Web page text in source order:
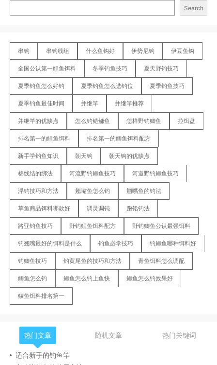
Search
串钩 串钩线组 什么鱼钩好 伊势尼钩 伊豆鱼钩
全国公认第一鲤鱼饵料 冬季钓鱼技巧 夏天野钓技巧
夏季钓鱼怎么好钓 夏季钓鱼怎么选钓位 夏季钓鱼技巧
夏季钓鱼最佳时间 并继竿 并继竿推荐
并继竿的优缺点 怎么钓鲢鳙鱼 怎样野钓鲫鱼 拉饵盘
排名第一的鲤鱼饵料 排名第一的鲫鱼饵料配方
新手学钓鱼知识 朝天钩 朝天钩的优缺点
棉线结的绑法 河流野钓鲫鱼技巧 河道野钓鲫鱼技巧
浮钓技巧和方法 翘嘴鱼怎么钓 翘嘴鱼的钓法
草鱼商品饵料哪款好 调灵调钝 跑铅钓法
路亚钓鱼技巧 野钓鲤鱼饵料配方 野钓鲫鱼公认最强饵料
钓翘嘴最好的饵料是什么 钓鱼必学技巧 钓鲫鱼哪种饵料好
钓鲫鱼技巧 钓黄尾鱼的技巧和方法 青鱼饵料怎么调配
鲫鱼怎么钓 鲫鱼怎么钓上鱼快 鲫鱼怎么钓效果好
鲮鱼饵料排名第一
热门文章 随机文章 热门关键词
适合新手的钓鱼竿